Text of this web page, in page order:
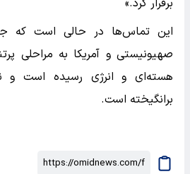
این تماس‌ها در حالی است که
صهیونیستی و آمریکا به مراحلی
هسته‌ای و انرژی رسیده است و
برانگیخته است.